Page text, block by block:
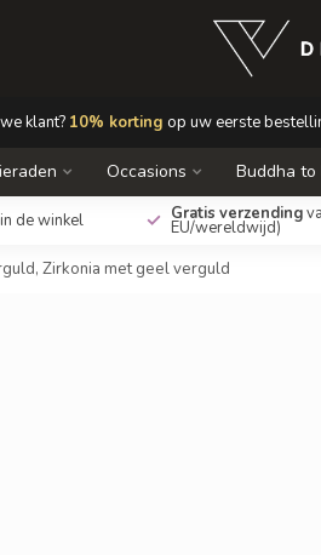
klant? 10% korting op uw eerste
Occasions Buddha to
de winkel Gratis verzending
EU/wereldwijd)
Zirkonia met geel verguld